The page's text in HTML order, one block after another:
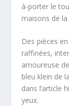
à-porter le
maisons de
Des pièces
raffinées,
amoureuse
bleu klein de
dans l’article
yeux.